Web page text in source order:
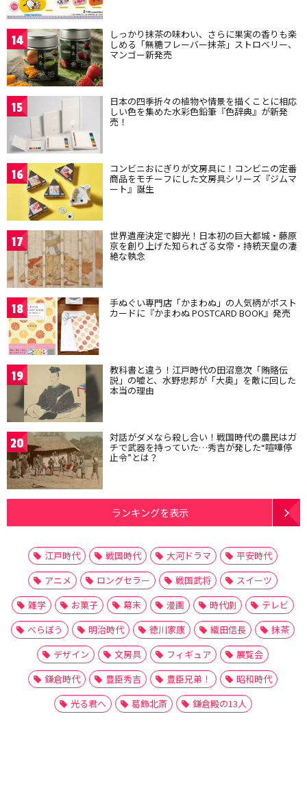
14 しっかり抹茶の味わい、さらに果実の香りも楽
しめる「無糖フレーバー抹茶」ストロベリー、
マンゴー新発売
15 日本の四季折々の植物や情景を描くことに相応
しい色を集めた水彩色鉛筆『色辞典』が新発
売！
16 コンビニおにぎりが文房具に！コンビニの定番
商品をモチーフにした文房具シリーズ『ジムマ
ート』誕生
17 世界遺産決定で脚光！日本初の巨大都城・藤原
京を創り上げた知られざる女帝・持統天皇の凄
絶な執念
18 手ぬぐい専門店「かまわぬ」の人気柄がポスト
カードに『かまわぬ POSTCARD BOOK』発売
19 教科書と違う！江戸時代の田沼意次「賄賂伝
説」の嘘と、水野忠邦が「大奥」を敵に回した
本当の理由
20 対話がダメなら殺し合い！戦国時代の農民はガ
チで武器を持っていた…秀吉が発した“喧嘩停
止令”とは？
ランキングを表示
江戸時代 戦国時代 大河ドラマ
平安時代
アニメ
ロングセラー 戦国武将
スイーツ
雑学
お菓子 幕末 漫画 時代劇
テレビ
べらぼう
明治時代 徳川家康 織田信長
抹茶
デザイン
文房具 フィギュア
展覧会
鎌倉時代
豊臣秀吉 豊臣兄弟！
昭和時代
光る君へ
葛飾北斎 鎌倉殿の13人